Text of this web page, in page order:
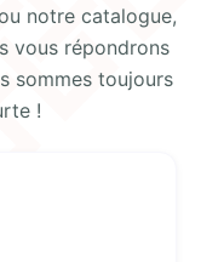
notre catalogue,
vous répondrons
sommes toujours
!